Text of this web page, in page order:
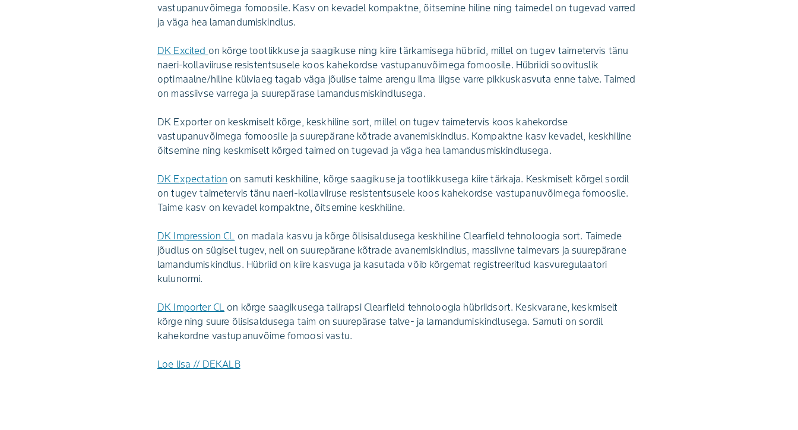
vastupanuvõimega fomoosile. Kasv on kevadel kompaktne, õitsemine hiline ning taimedel on tugevad varred
ja väga hea lamandumiskindlus.
DK Excited on kõrge tootlikkuse ja saagikuse ning kiire tärkamisega hübriid, millel on tugev taimetervis tänu
naeri-kollaviiruse resistentsusele koos kahekordse vastupanuvõimega fomoosile. Hübriidi soovituslik
optimaalne/hiline külviaeg tagab väga jõulise taime arengu ilma liigse varre pikkuskasvuta enne talve. Taimed
on massiivse varrega ja suurepärase lamandusmiskindlusega.
DK Exporter on keskmiselt kõrge, keskhiline sort, millel on tugev taimetervis koos kahekordse
vastupanuvõimega fomoosile ja suurepärane kõtrade avanemiskindlus. Kompaktne kasv kevadel, keskhiline
õitsemine ning keskmiselt kõrged taimed on tugevad ja väga hea lamandusmiskindlusega.
DK Expectation on samuti keskhiline, kõrge saagikuse ja tootlikkusega kiire tärkaja. Keskmiselt kõrgel sordil
on tugev taimetervis tänu naeri-kollaviiruse resistentsusele koos kahekordse vastupanuvõimega fomoosile.
Taime kasv on kevadel kompaktne, õitsemine keskhiline.
DK Impression CL on madala kasvu ja kõrge õlisisaldusega keskhiline Clearfield tehnoloogia sort. Taimede
jõudlus on sügisel tugev, neil on suurepärane kõtrade avanemiskindlus, massiivne taimevars ja suurepärane
lamandumiskindlus. Hübriid on kiire kasvuga ja kasutada võib kõrgemat registreeritud kasvuregulaatori
kulunormi.
DK Importer CL on kõrge saagikusega talirapsi Clearfield tehnoloogia hübriidsort. Keskvarane, keskmiselt
kõrge ning suure õlisisaldusega taim on suurepärase talve- ja lamandumiskindlusega. Samuti on sordil
kahekordne vastupanuvõime fomoosi vastu.
Loe lisa // DEKALB